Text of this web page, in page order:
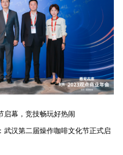
启幕，竞技畅玩好热闹
武汉第二届燥作咖啡文化节正式启